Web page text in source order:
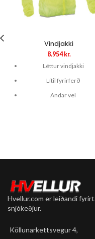
Vindjakki
8.954 kr.
Léttur vindjakki
Lítil fyrirferð
Andar vel
Hvellur.com er leiðandi
snjókeðjur.
Köllunarkettsvegur 4,